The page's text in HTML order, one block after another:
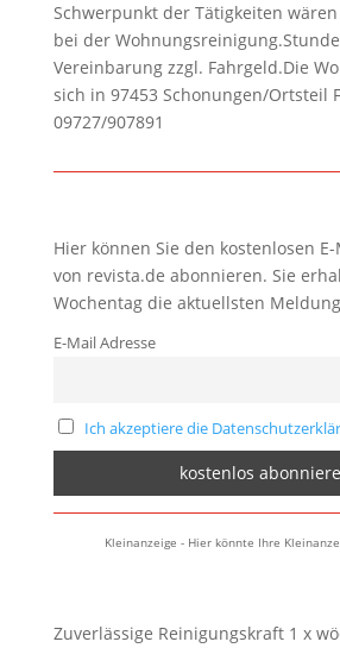
Schwerpunkt der Tätigkeiten
bei der
Vereinbarung zzgl. Fahrgeld.Die
sich in 97453 Schonungen/Ortsteil
09727/907891
Hier können Sie den kostenlosen
von revista.de abonnieren. Sie
Wochentag die aktuellsten
E-Mail Adresse
Ich akzeptiere die
Kleinanzeige - Hier könnte Ihre
Zuverlässige Reinigungskraft 1 x